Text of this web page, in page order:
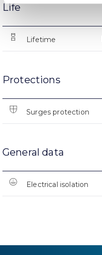
Life
Lifetime
Protections
Surges protection
General data
Electrical isolation